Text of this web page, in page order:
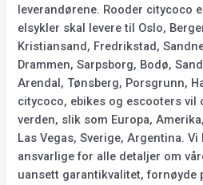
leverandørene. Rooder citycoco
elsykler skal levere til Oslo,
Kristiansand, Fredrikstad,
Drammen, Sarpsborg, Bodø,
Arendal, Tønsberg, Porsgrunn,
citycoco, ebikes og escooters vil
verden, slik som Europa,
Las Vegas, Sverige, Argentina.
ansvarlige for alle detaljer om
uansett garantikvalitet, fornøyde